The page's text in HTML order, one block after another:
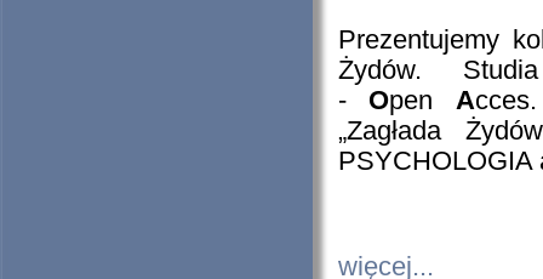
Prezentujemy
Żydów.
- Open A
„Zagłada
PSYCHOLOGIA
więcej...